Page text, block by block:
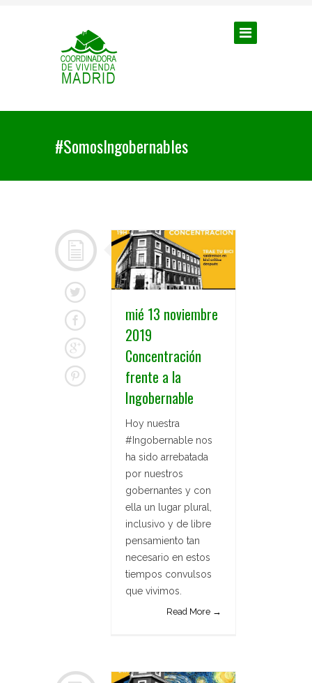
#SomosIngobernables
mié 13 noviembre
2019
Concentración
frente a la
Ingobernable
Hoy nuestra
#Ingobernable nos
ha sido arrebatada
por nuestros
gobernantes y con
ella un lugar plural,
inclusivo y de libre
pensamiento tan
necesario en estos
tiempos convulsos
que vivimos.
Read More →